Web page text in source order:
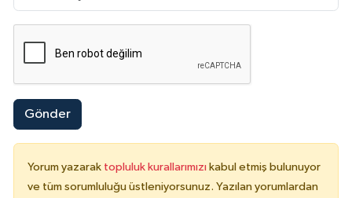
Gönder
Yorum yazarak topluluk kurallarımızı kabul etmiş bulunuyor
ve tüm sorumluluğu üstleniyorsunuz. Yazılan yorumlardan